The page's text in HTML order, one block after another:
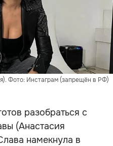
Фото: Инстаграм (запрещён в РФ)
разобраться с
(Анастасия
намекнула в